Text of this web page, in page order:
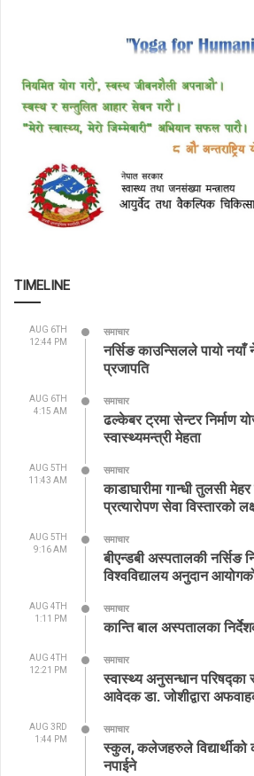
TIMELINE
AUG 6TH
12:44 PM
समाचार
नर्सिङ काउन्सिलले पायो नयाँ
प्रजापति
AUG 6TH
4:15 AM
समाचार
ढल्केबर ट्रमा सेन्टर निर्माण
स्वास्थ्यमन्त्री मेहता
AUG 5TH
11:43 AM
समाचार
काडाघारीमा गान्धी तुलसी
प्रत्यारोपण सेवा विस्तारको
AUG 5TH
9:16 AM
समाचार
बीएन्डबी अस्पतालकी नर्सिङ
विश्वविद्यालय अनुदान
AUG 4TH
1:11 PM
समाचार
कान्ति बाल अस्पतालका
AUG 4TH
12:21 PM
समाचार
स्वास्थ्य अनुसन्धान
आवेदक डा. जोशीद्वारा
AUG 3RD
1:44 PM
समाचार
स्कुल, कलेजहरुले विद्यार्थीको
नपाईने